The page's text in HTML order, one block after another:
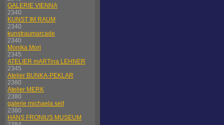
GALERIE VIENNA
2340
KUNST IM RAUM
2340
kunstraumarcade
2340
Monika Mori
2345
ATELIER mARTina LEHNER
2345
Atelier BUNKA-PEKLAR
2380
Atelier MERK
2380
galerie michaela seif
2380
HANS FRONIUS MUSEUM